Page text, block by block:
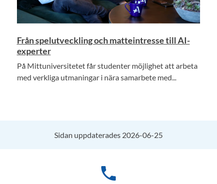
Från spelutveckling och matteintresse till AI-
experter
På Mittuniversitetet får studenter möjlighet att arbeta
med verkliga utmaningar i nära samarbete med...
Sidan uppdaterades 2026-06-25
phone